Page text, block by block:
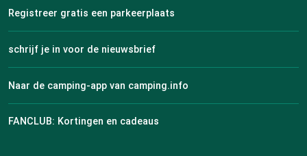
Registreer gratis een parkeerplaats
schrijf je in voor de nieuwsbrief
Naar de camping-app van camping.info
FANCLUB: Kortingen en cadeaus